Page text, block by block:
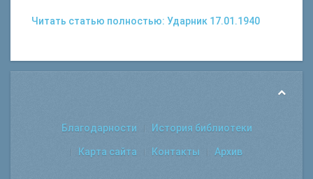
Читать статью полностью: Ударник 17.01.1940
Благодарности История библиотеки
Карта сайта Контакты Архив